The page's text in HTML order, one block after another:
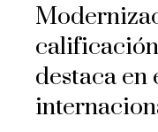
destaca en